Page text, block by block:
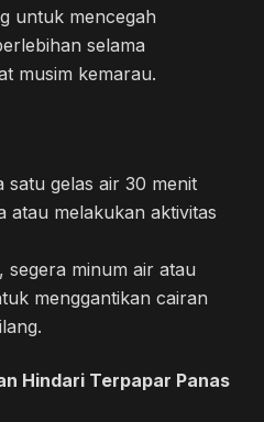
untuk mencegah
selama
musim kemarau.
satu gelas air 30 menit
atau melakukan aktivitas
segera minum air atau
menggantikan cairan
Hindari Terpapar Panas